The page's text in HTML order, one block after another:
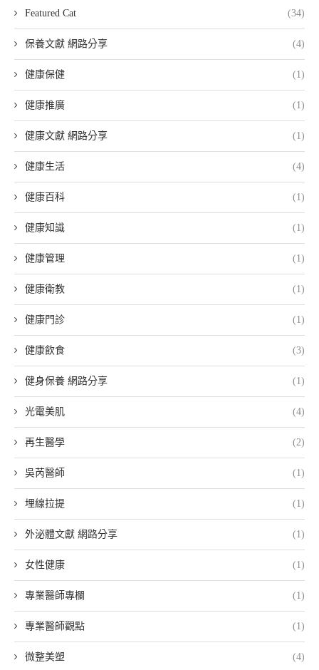
Featured Cat (34)
保養文獻 網路分享 (4)
健康保健 (1)
健康推廣 (1)
健康文獻 網路分享 (1)
健康生活 (4)
健康百科 (1)
健康知識 (1)
健康管理 (1)
健康衛教 (1)
健康門診 (1)
健康飲食 (3)
健身保養 網路分享 (1)
光電美肌 (4)
再生醫學 (2)
吳芮醫師 (1)
埋線拉提 (1)
外泌體文獻 網路分享 (1)
女性健康 (1)
專業醫師專欄 (1)
專業醫師觀點 (1)
微整美塑 (4)